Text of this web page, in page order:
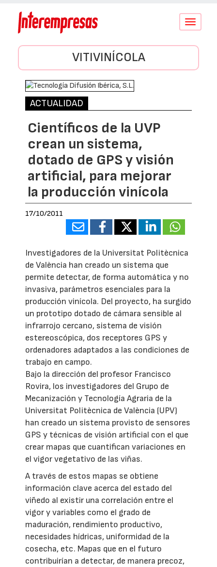
Conmutar
VITIVINÍCOLA
ACTUALIDAD
Científicos de la UVP
crean un sistema,
dotado de GPS y visión
artificial, para mejorar
la producción vinícola
17/10/2011
Investigadores de la Universitat Politècnica
de València han creado un sistema que
permite detectar, de forma automática y no
invasiva, parámetros esenciales para la
producción vinícola. Del proyecto, ha surgido
un prototipo dotado de cámara sensible al
infrarrojo cercano, sistema de visión
estereoscópica, dos receptores GPS y
ordenadores adaptados a las condiciones de
trabajo en campo.
Bajo la dirección del profesor Francisco
Rovira, los investigadores del Grupo de
Mecanización y Tecnología Agraria de la
Universitat Politècnica de València (UPV)
han creado un sistema provisto de sensores
GPS y técnicas de visión artificial con el que
crear mapas que cuantifican variaciones en
el vigor vegetativo de las viñas.
A través de estos mapas se obtiene
información clave acerca del estado del
viñedo al existir una correlación entre el
vigor y variables como el grado de
maduración, rendimiento productivo,
necesidades hídricas, uniformidad de la
cosecha, etc. Mapas que en el futuro
contribuirían a detectar, de manera precoz,